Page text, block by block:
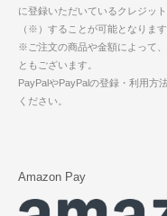
に登録いただいているクレジッ
（※）することが可能となります
※ご注文の商品や金額によって
ともございます。
PayPalやPayPalの登録・利用方
ください。
Amazon Pay